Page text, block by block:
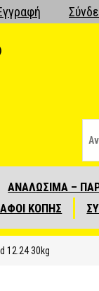
ΑΝΑΛΩΣΙΜΑ –
ΚΟΠΗΣ
12.24 30kg